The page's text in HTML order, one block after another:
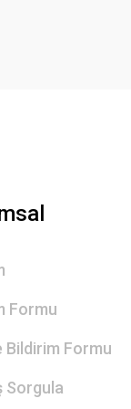
Formu
Bildirim Formu
Sorgula